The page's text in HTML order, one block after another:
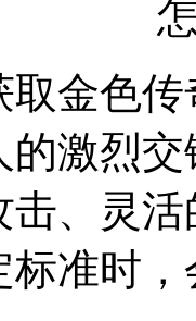
取金色
的激烈
、灵
准时